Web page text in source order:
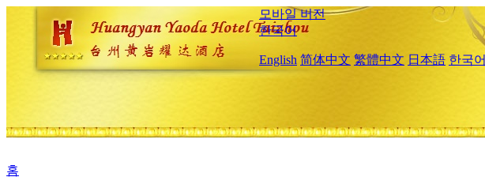
모바일 버전
한국어
English 简体中文 繁體中文 日本語 한국어
홈